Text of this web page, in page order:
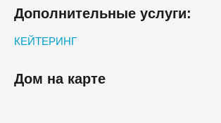
Дополнительные услуги:
КЕЙТЕРИНГ
Дом на карте